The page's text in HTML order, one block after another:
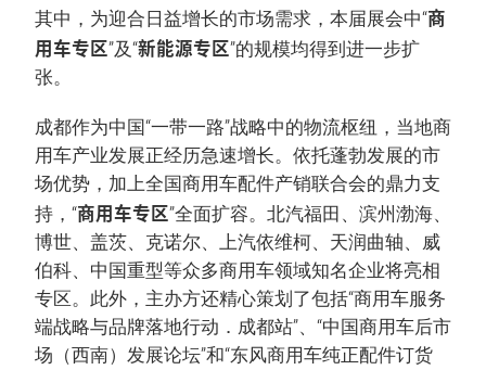
其中，为迎合日益增长的市场需求，本届展会中“商
用车专区”及“新能源专区”的规模均得到进一步扩
张。
成都作为中国“一带一路”战略中的物流枢纽，当地商
用车产业发展正经历急速增长。依托蓬勃发展的市
场优势，加上全国商用车配件产销联合会的鼎力支
持，“商用车专区”全面扩容。北汽福田、滨州渤海、
博世、盖茨、克诺尔、上汽依维柯、天润曲轴、威
伯科、中国重型等众多商用车领域知名企业将亮相
专区。此外，主办方还精心策划了包括“商用车服务
端战略与品牌落地行动．成都站”、“中国商用车后市
场（西南）发展论坛”和“东风商用车纯正配件订货